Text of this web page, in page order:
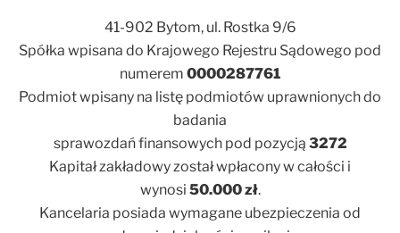
41-902 Bytom, ul. Rostka 9/6
Spółka wpisana do Krajowego Rejestru Sądowego pod
numerem 0000287761
Podmiot wpisany na listę podmiotów uprawnionych do
badania
sprawozdań finansowych pod pozycją 3272
Kapitał zakładowy został wpłacony w całości i
wynosi 50.000 zł.
Kancelaria posiada wymagane ubezpieczenia od